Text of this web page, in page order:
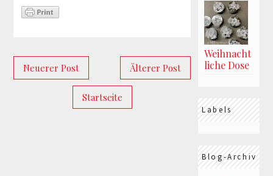
Neuerer Post Älterer Post
Startseite
Weihnacht
liche Dose
Labels
Blog-Archiv